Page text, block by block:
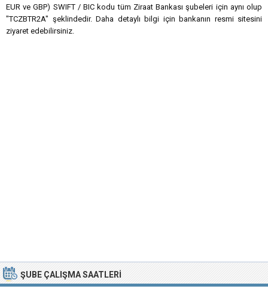
EUR ve GBP) SWIFT / BIC kodu tüm Ziraat Bankası şubeleri için aynı olup
"TCZBTR2A" şeklindedir. Daha detaylı bilgi için bankanın resmi sitesini
ziyaret edebilirsiniz.
ŞUBE ÇALIŞMA SAATLERI